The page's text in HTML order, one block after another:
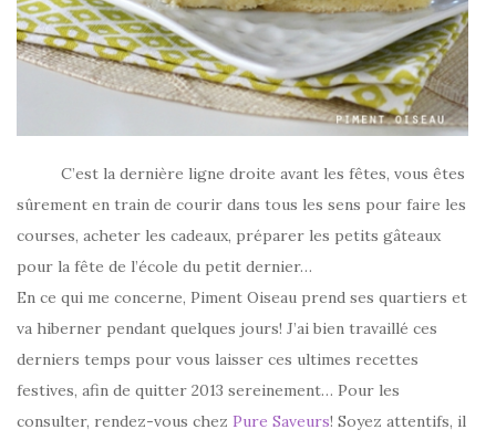
C’est la dernière ligne droite avant les fêtes, vous êtes
sûrement en train de courir dans tous les sens pour faire les
courses, acheter les cadeaux, préparer les petits gâteaux
pour la fête de l’école du petit dernier…
En ce qui me concerne, Piment Oiseau prend ses quartiers et
va hiberner pendant quelques jours! J’ai bien travaillé ces
derniers temps pour vous laisser ces ultimes recettes
festives, afin de quitter 2013 sereinement… Pour les
consulter, rendez-vous chez Pure Saveurs! Soyez attentifs, il